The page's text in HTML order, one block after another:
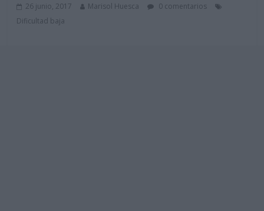
26 junio, 2017 Marisol Huesca
0 comentarios
Dificultad baja